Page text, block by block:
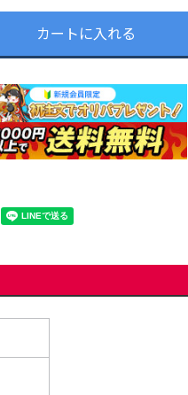
カートに入れる